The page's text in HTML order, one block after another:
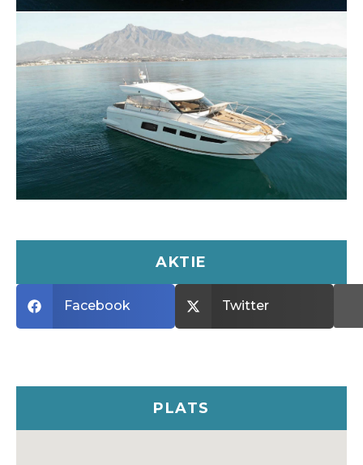
bara fantasin som sätter gränser när det gäller att
skapa din perfekta yachtupplevelse. Oavsett om
det handlar om att koppla av i solen med
champagne eller festa med musik och
underhållning, kommer vi att göra din dag på
vattnet oförglömlig.
Boka din lyxyacht idag och upplev Marbella
AKTIE
Facebook Twitter
PLATS